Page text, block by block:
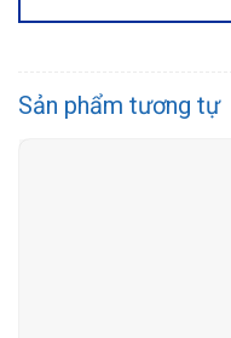
Sản phẩm tương tự